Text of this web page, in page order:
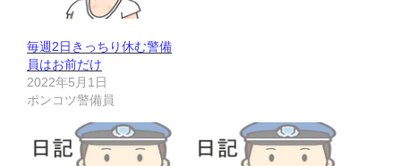
毎週2日きっちり休む警備
員はお前だけ
2022年5月1日
ポンコツ警備員